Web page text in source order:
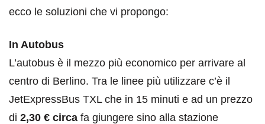
ecco le soluzioni che vi propongo:
In Autobus
L’autobus è il mezzo più economico per arrivare al
centro di Berlino. Tra le linee più utilizzare c’è il
JetExpressBus TXL che in 15 minuti e ad un prezzo
di 2,30 € circa fa giungere sino alla stazione